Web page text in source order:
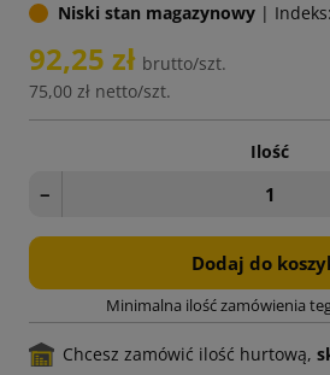
Niski stan magazynowy | Indeks:
92,25 zł brutto/szt.
75,00 zł netto/szt.
Ilość
−
Dodaj do
Minimalna ilość zamówienia
Chcesz zamówić ilość hurtową,